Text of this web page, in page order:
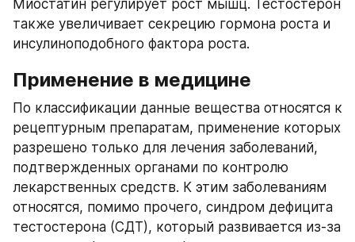
Миостатин регулирует рост мышц. Тестостерон
также увеличивает секрецию гормона роста и
инсулиноподобного фактора роста.
Применение в медицине
По классификации данные вещества относятся к
рецептурным препаратам, применение которых
разрешено только для лечения заболеваний,
подтвержденных органами по контролю
лекарственных средств. К этим заболеваниям
относятся, помимо прочего, синдром дефицита
тестостерона (СДТ), который развивается из-за